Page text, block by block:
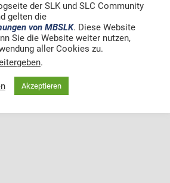
Zum Seitenanfang
Desktop
der SLK und SLC Community
gelten die
von MBSLK. Diese Website
Sie die Website weiter nutzen,
aller Cookies zu.
.
Akzeptieren